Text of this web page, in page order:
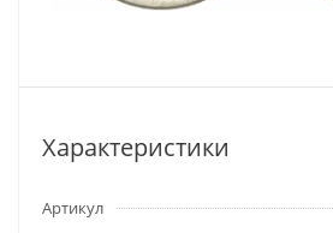
Характеристики
Артикул